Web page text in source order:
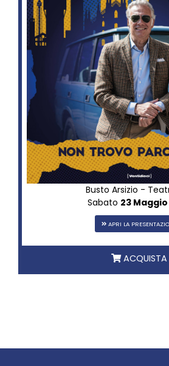
Busto Arsizio -
Sabato 23 Maggio
APRI LA
ACQUISTA